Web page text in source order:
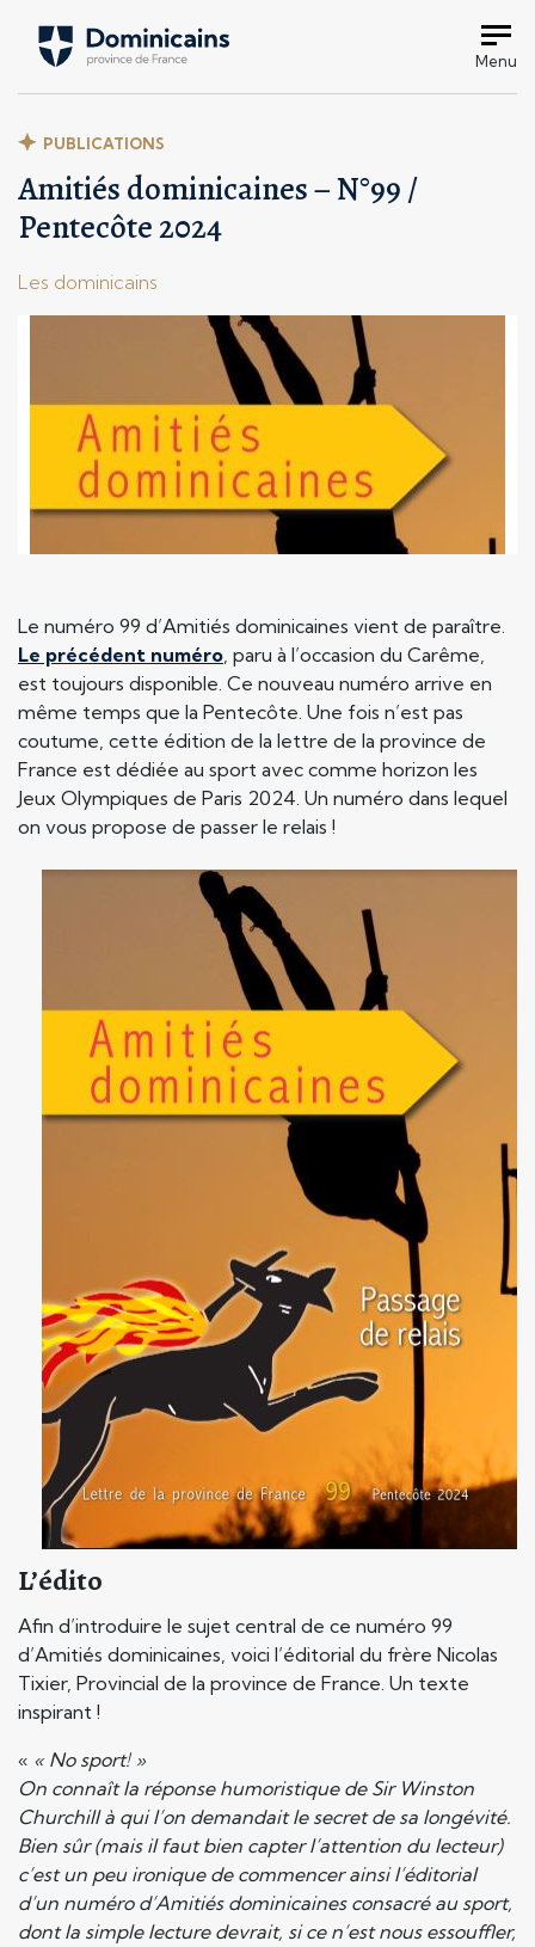
Menu
PUBLICATIONS
Amitiés dominicaines – N°99 /
Pentecôte 2024
Les dominicains
Le numéro 99 d’Amitiés dominicaines vient de paraître.
Le précédent numéro, paru à l’occasion du Carême,
est toujours disponible. Ce nouveau numéro arrive en
même temps que la Pentecôte. Une fois n’est pas
coutume, cette édition de la lettre de la province de
France est dédiée au sport avec comme horizon les
Jeux Olympiques de Paris 2024. Un numéro dans lequel
on vous propose de passer le relais !
L’édito
Afin d’introduire le sujet central de ce numéro 99
d’Amitiés dominicaines, voici l’éditorial du frère Nicolas
Tixier, Provincial de la province de France. Un texte
inspirant !
« « No sport! »
On connaît la réponse humoristique de Sir Winston
Churchill à qui l’on demandait le secret de sa longévité.
Bien sûr (mais il faut bien capter l’attention du lecteur)
c’est un peu ironique de commencer ainsi l’éditorial
d’un numéro d’Amitiés dominicaines consacré au sport,
dont la simple lecture devrait, si ce n’est nous essouffler,